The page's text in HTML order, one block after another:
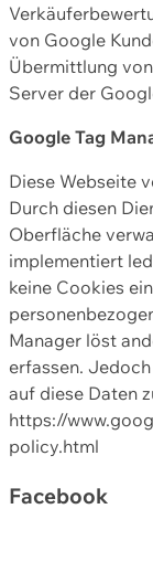
von Google
Übermittlung
Server der
Google Tag
Diese Webseite
Durch diesen
Oberfläche
implementiert
keine Cookies
Manager löst
erfassen.
auf diese Daten
https://
policy.html
Facebook